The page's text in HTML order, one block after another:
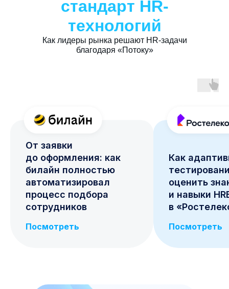
стандарт HR-
технологий
Как лидеры рынка решают HR-задачи
благодаря «Потоку»
От заявки
до оформления: как
билайн полностью
автоматизировал
процесс подбора
сотрудников
Посмотреть
Как
оценить
и навыки
в
Посмотреть